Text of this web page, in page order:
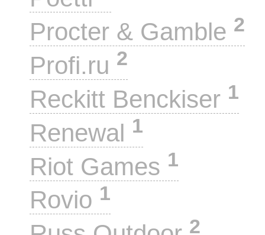
Procter & Gamble 2
Profi.ru 2
Reckitt Benckiser 1
Renewal 1
Riot Games 1
Rovio 1
2